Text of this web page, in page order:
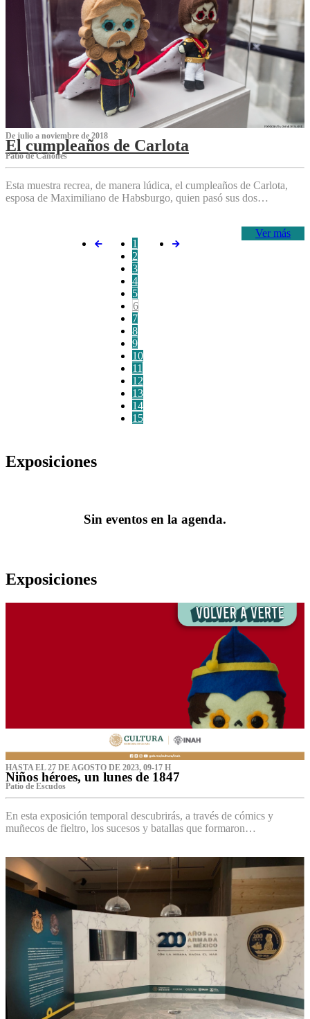
De julio a noviembre de 2018
El cumpleaños de Carlota
Patio de Cañones
Esta muestra recrea, de manera lúdica, el cumpleaños de Carlota,
esposa de Maximiliano de Habsburgo, quien pasó sus dos…
Ver más
1
2
3
4
5
6
7
8
9
10
11
12
13
14
15
Exposiciones
Sin eventos en la agenda.
Exposiciones
HASTA EL 27 DE AGOSTO DE 2023, 09-17 H
Niños héroes, un lunes de 1847
Patio de Escudos
En esta exposición temporal descubrirás, a través de cómics y
muñecos de fieltro, los sucesos y batallas que formaron…